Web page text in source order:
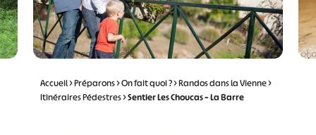
Accueil>Préparons>On fait quoi ?>Randos dans la Vienne>
Itinéraires Pédestres>Sentier Les Choucas – La Barre